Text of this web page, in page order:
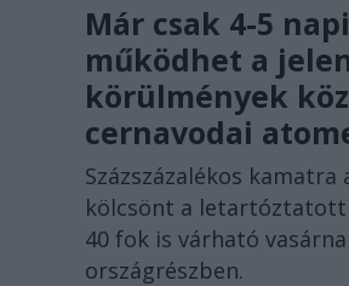
Már csak 4-5
működhet a
körülmények
cernavodai
Százszázalékos kamatra
kölcsönt a letartóztatott
40 fok is várható
országrészben.